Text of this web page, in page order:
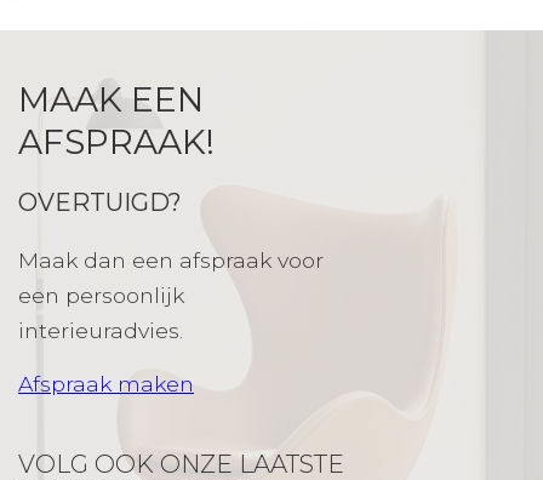
MAAK EEN
AFSPRAAK!
OVERTUIGD?
Maak dan een afspraak voor
een persoonlijk
interieuradvies.
Afspraak maken
VOLG OOK ONZE LAATSTE